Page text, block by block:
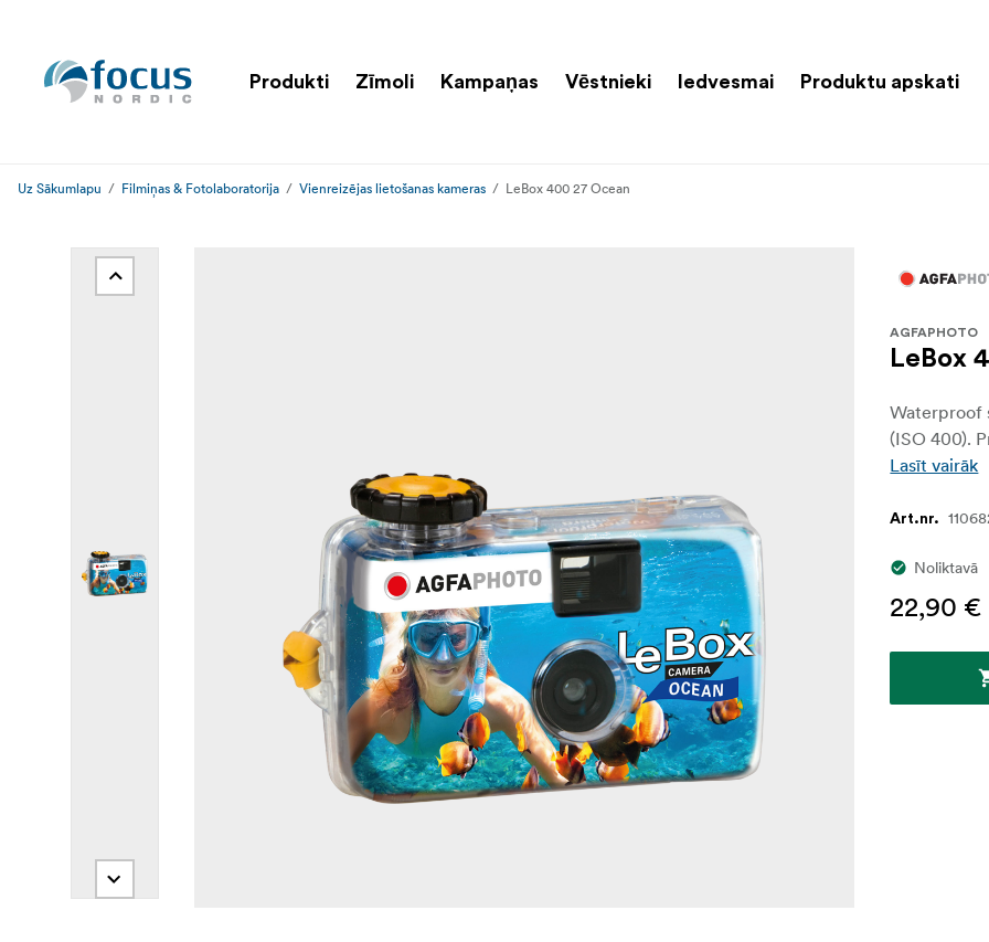
Produkti Zīmoli Kampaņas Vēstnieki Iedvesmai Produktu apskati
Uz Sākumlapu Filmiņas & Fotolaboratorija Vienreizējas lietošanas kameras LeBox 400 27 Ocean
AGFAPHOTO
LeBox
Waterproof
(ISO 400).
Lasīt vairāk
Art.nr.
Noliktavā
22,90 €